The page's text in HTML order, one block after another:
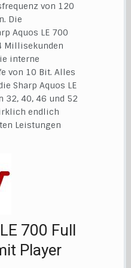
von 120
Die
Aquos LE 700
Millisekunden
interne
von 10 Bit. Alles
Sharp Aquos LE
32, 40, 46 und 52
endlich
Leistungen
700 Full
Player